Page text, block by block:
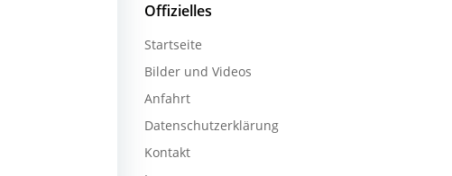
Offizielles
Startseite
Bilder und Videos
Anfahrt
Datenschutzerklärung
Kontakt